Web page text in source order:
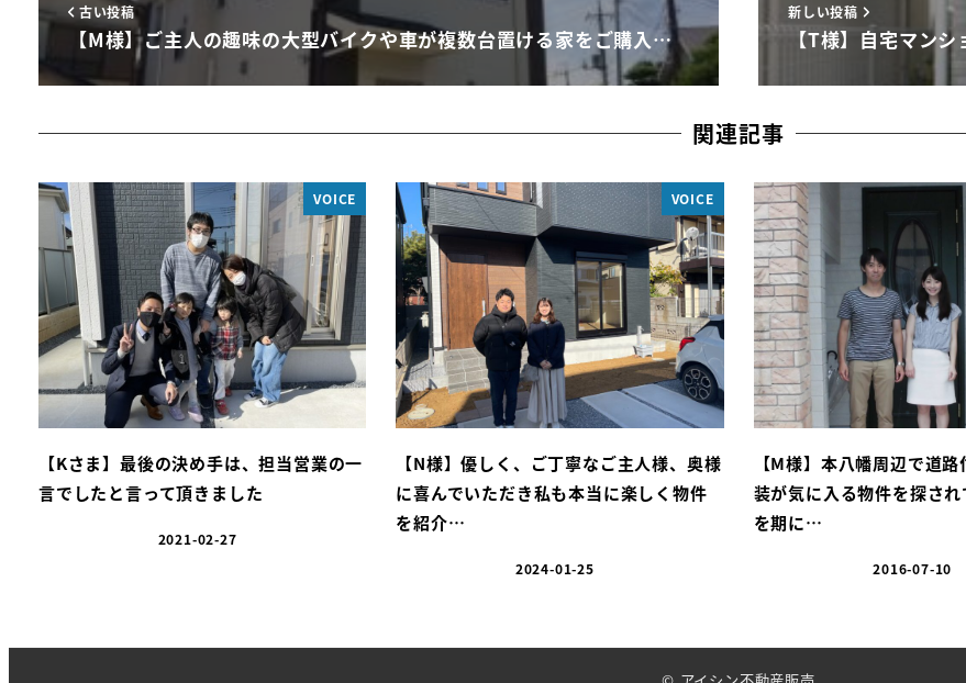
古い投稿
【M様】ご主人の趣味の大型バイクや車が複数台置ける家をご購入…
新しい投稿
【T様】自宅マン
関連記事
VOICE
【Kさま】最後の決め手は、担当営業の一
言でしたと言って頂きました
2021-02-27
VOICE
【N様】優しく、ご丁寧なご主人様、奥様
に喜んでいただき私も本当に楽しく物件
を紹介…
2024-01-25
【M様】本八幡周辺で道
装が気に入る物件を探さ
を期に…
2016-07-10